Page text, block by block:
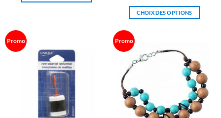
variations.
Les
options
peuvent
être
choisies
sur
CHOIX DES OPTIONS
plusieurs
variations.
options
peuvent
être
Promo Promo